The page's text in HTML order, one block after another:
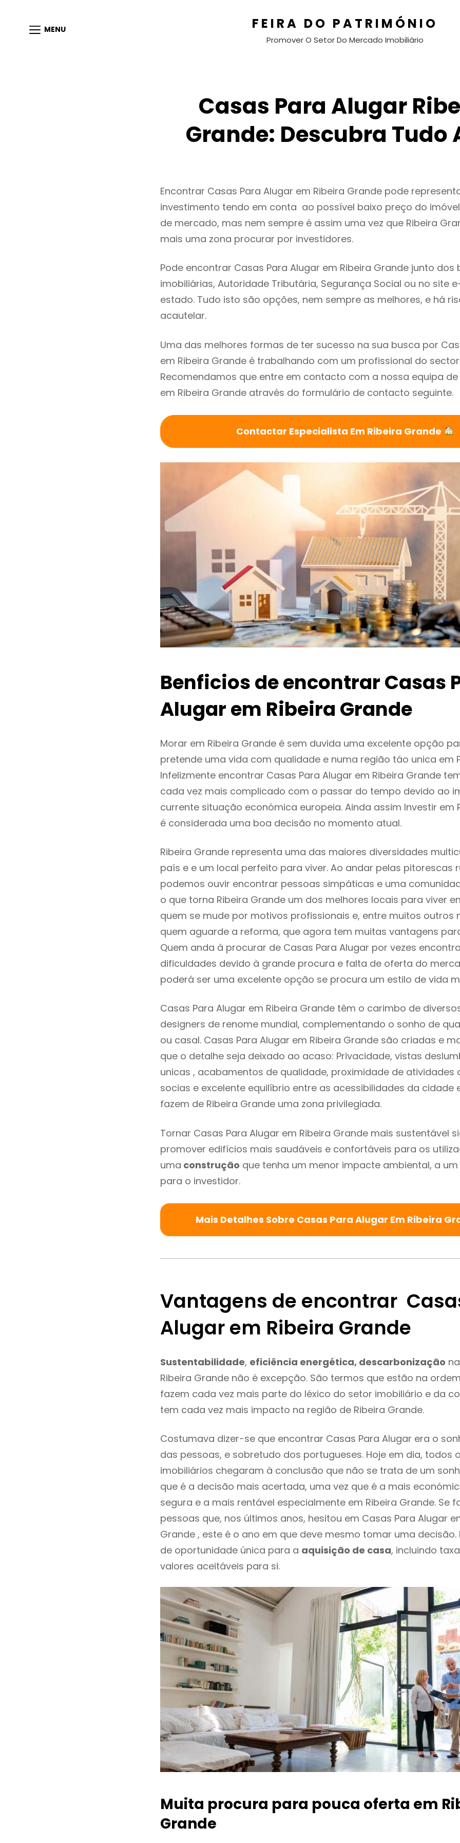
MENU FEIRA DO PATRIMÓNIO
Promover O Setor Do Mercado Imobiliário
Casas Para Alugar
Grande: Descubra Tudo
Encontrar Casas Para Alugar em Ribeira Grande pode
investimento tendo em conta ao possível baixo preço do
de mercado, mas nem sempre é assim uma vez que Ribeira
mais uma zona procurar por investidores.
Pode encontrar Casas Para Alugar em Ribeira Grande junto dos
imobiliárias, Autoridade Tributária, Segurança Social ou no site
estado. Tudo isto são opções, nem sempre as melhores, e há
acautelar.
Uma das melhores formas de ter sucesso na sua busca por
em Ribeira Grande é trabalhando com um profissional do
Recomendamos que entre em contacto com a nossa equipa
em Ribeira Grande através do formulário de contacto seguinte.
Contactar Especialista Em Ribeira Grande
Benficios de encontrar Casas
Alugar em Ribeira Grande
Morar em Ribeira Grande é sem duvida uma excelente opção
pretende uma vida com qualidade e numa região táo unica em
Infelizmente encontrar Casas Para Alugar em Ribeira Grande
cada vez mais complicado com o passar do tempo devido ao
currente situação económica europeia. Ainda assim Investir em
é considerada uma boa decisão no momento atual.
Ribeira Grande representa uma das maiores diversidades
país e e um local perfeito para viver. Ao andar pelas pitorescas
podemos ouvir encontrar pessoas simpáticas e uma
o que torna Ribeira Grande um dos melhores locais para viver
quem se mude por motivos profissionais e, entre muitos outros
quem aguarde a reforma, que agora tem muitas vantagens
Quem anda à procurar de Casas Para Alugar por vezes
dificuldades devido à grande procura e falta de oferta do
poderá ser uma excelente opção se procura um estilo de vida
Casas Para Alugar em Ribeira Grande têm o carimbo de
designers de renome mundial, complementando o sonho de
ou casal. Casas Para Alugar em Ribeira Grande são criadas e
que o detalhe seja deixado ao acaso: Privacidade, vistas
unicas , acabamentos de qualidade, proximidade de atividades
socias e excelente equilíbrio entre as acessibilidades da cidade
fazem de Ribeira Grande uma zona privilegiada.
Tornar Casas Para Alugar em Ribeira Grande mais sustentável
promover edifícios mais saudáveis e confortáveis para os
uma construção que tenha um menor impacte ambiental, a
para o investidor.
Mais Detalhes Sobre Casas Para Alugar Em Ribeira
Vantagens de encontrar
Alugar em Ribeira Grande
Sustentabilidade, eficiência energética, descarbonização
Ribeira Grande não é excepção. São termos que estão na
fazem cada vez mais parte do léxico do setor imobiliário e da
tem cada vez mais impacto na região de Ribeira Grande.
Costumava dizer-se que encontrar Casas Para Alugar era o
das pessoas, e sobretudo dos portugueses. Hoje em dia, todos
imobiliários chegaram à conclusão que não se trata de um
que é a decisão mais acertada, uma vez que é a mais
segura e a mais rentável especialmente em Ribeira Grande. Se
pessoas que, nos últimos anos, hesitou em Casas Para Alugar
Grande , este é o ano em que deve mesmo tomar uma decisão.
de oportunidade única para a aquisição de casa, incluindo
valores aceitáveis para si.
Muita procura para pouca oferta em
Grande